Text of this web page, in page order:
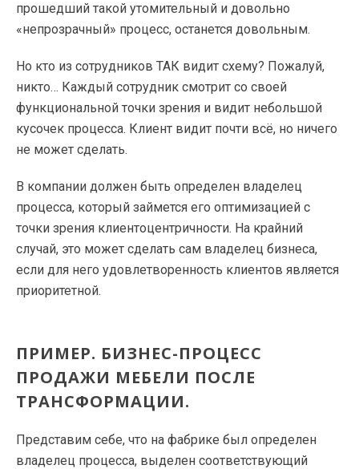
прошедший такой утомительный и довольно
«непрозрачный» процесс, останется довольным.
Но кто из сотрудников ТАК видит схему? Пожалуй,
никто… Каждый сотрудник смотрит со своей
функциональной точки зрения и видит небольшой
кусочек процесса. Клиент видит почти всё, но ничего
не может сделать.
В компании должен быть определен владелец
процесса, который займется его оптимизацией с
точки зрения клиентоцентричности. На крайний
случай, это может сделать сам владелец бизнеса,
если для него удовлетворенность клиентов является
приоритетной.
ПРИМЕР. БИЗНЕС-ПРОЦЕСС
ПРОДАЖИ МЕБЕЛИ ПОСЛЕ
ТРАНСФОРМАЦИИ.
Представим себе, что на фабрике был определен
владелец процесса, выделен соответствующий